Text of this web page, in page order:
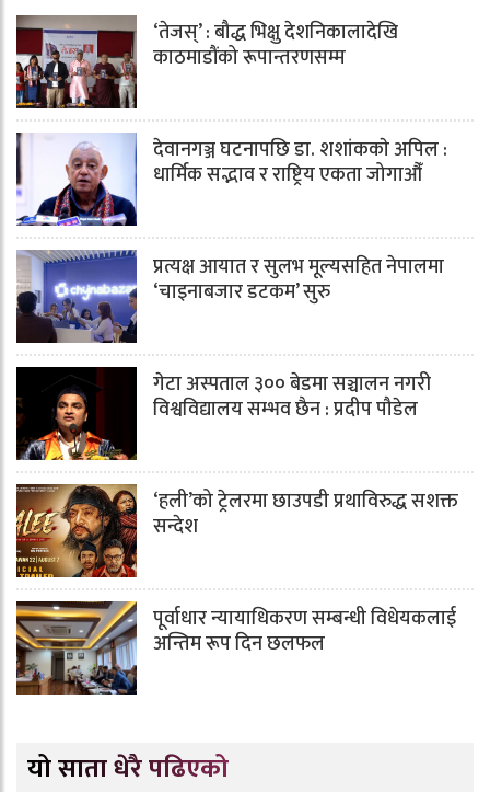
‘तेजस्’ : बौद्ध भिक्षु देशनिकालादेखि
काठमाडौंको रूपान्तरणसम्म
देवानगञ्ज घटनापछि डा. शशांककाे अपिल :
धार्मिक सद्भाव र राष्ट्रिय एकता जोगाऔँ
प्रत्यक्ष आयात र सुलभ मूल्यसहित नेपालमा
‘चाइनाबजार डटकम’ सुरु
गेटा अस्पताल ३०० बेडमा सञ्चालन नगरी
विश्वविद्यालय सम्भव छैन : प्रदीप पौडेल
‘हली’को ट्रेलरमा छाउपडी प्रथाविरुद्ध सशक्त
सन्देश
पूर्वाधार न्यायाधिकरण सम्बन्धी विधेयकलाई
अन्तिम रूप दिन छलफल
यो साता धेरै पढिएको